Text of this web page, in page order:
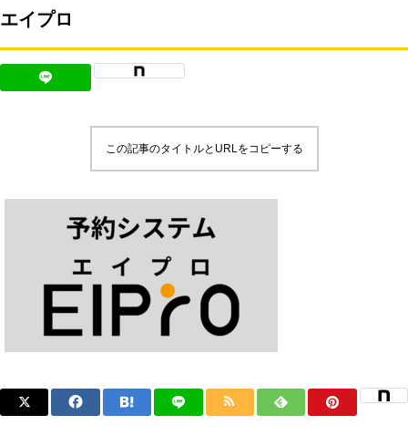
Warning
エイプロ
この記事のタイトルとURLをコピーする